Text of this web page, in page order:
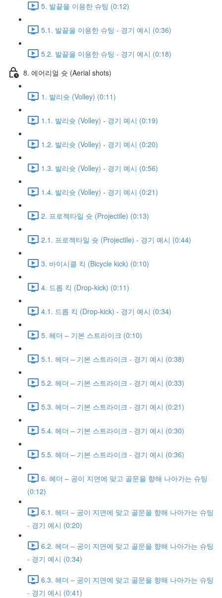
5. 발끝을 이용한 슈팅 (0:12)
5.1. 발끝을 이용한 슈팅 - 경기 예시 (0:36)
5.2. 발끝을 이용한 슈팅 - 경기 예시 (0:18)
8. 에어리얼 슛 (Aerial shots)
1. 발리슛 (Volley) (0:11)
1.1. 발리슛 (Volley) - 경기 예시 (0:19)
1.2. 발리슛 (Volley) - 경기 예시 (0:20)
1.3. 발리슛 (Volley) - 경기 예시 (0:56)
1.4. 발리슛 (Volley) - 경기 예시 (0:21)
2. 프로젝타일 슛 (Projectile) (0:13)
2.1. 프로젝타일 슛 (Projectile) - 경기 예시 (0:44)
3. 바이시클 킥 (Bicycle kick) (0:10)
4. 드롭 킥 (Drop-kick) (0:11)
4.1. 드롭 킥 (Drop-kick) - 경기 예시 (0:34)
5. 헤더 – 기본 스트라이크 (0:10)
5.1. 헤더 – 기본 스트라이크 - 경기 예시 (0:38)
5.2. 헤더 – 기본 스트라이크 - 경기 예시 (0:33)
5.3. 헤더 – 기본 스트라이크 - 경기 예시 (0:21)
5.4. 헤더 – 기본 스트라이크 - 경기 예시 (0:30)
5.5. 헤더 – 기본 스트라이크 - 경기 예시 (0:36)
6. 헤더 – 공이 지면에 맞고 골문을 향해 나아가는 슈팅
(0:12)
6.1. 헤더 – 공이 지면에 맞고 골문을 향해 나아가는 슈팅
- 경기 예시 (0:20)
6.2. 헤더 – 공이 지면에 맞고 골문을 향해 나아가는 슈팅
- 경기 예시 (0:34)
6.3. 헤더 – 공이 지면에 맞고 골문을 향해 나아가는 슈팅
- 경기 예시 (0:41)